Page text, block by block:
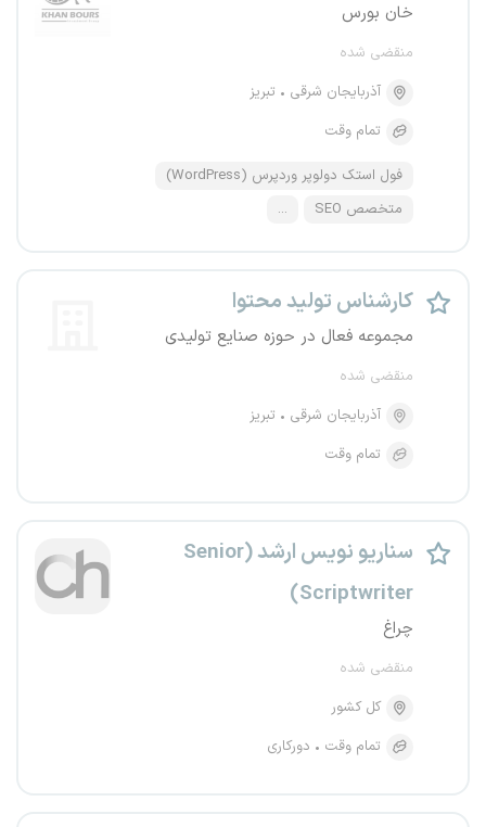
خان بورس
منقضی شده
آذربایجان شرقی
تبریز
تمام وقت
فول استک دولوپر وردپرس (WordPress)
متخصص SEO
...
کارشناس تولید محتوا
مجموعه فعال در حوزه صنایع تولیدی
منقضی شده
آذربایجان شرقی
تبریز
تمام وقت
سناریو نویس ارشد (Senior
Scriptwriter)
چراغ
منقضی شده
کل کشور
تمام وقت
دورکاری